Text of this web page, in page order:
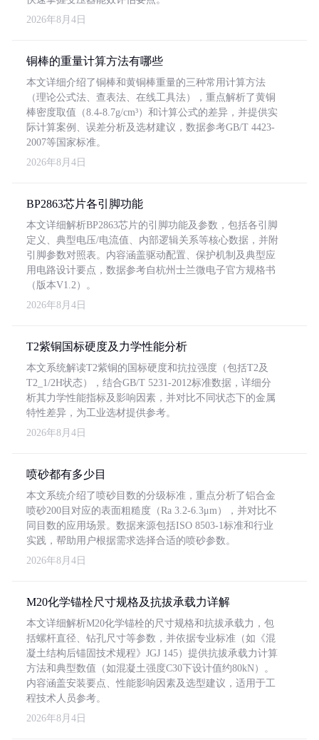
2026年8月4日
铜棒的重量计算方法有哪些
本文详细介绍了铜棒和黄铜棒重量的三种常用计算方法
（理论公式法、查表法、在线工具法），重点解析了黄铜
棒密度取值（8.4-8.7g/cm³）和计算公式的差异，并提供实
际计算案例、误差分析及选材建议，数据参考GB/T 4423-
2007等国家标准。
2026年8月4日
BP2863芯片各引脚功能
本文详细解析BP2863芯片的引脚功能及参数，包括各引脚
定义、典型电压/电流值、内部逻辑关系等核心数据，并附
引脚参数对照表。内容涵盖驱动配置、保护机制及典型应
用电路设计要点，数据参考自杭州士兰微电子官方规格书
（版本V1.2）。
2026年8月4日
T2紫铜国标硬度及力学性能分析
本文系统解读T2紫铜的国标硬度和抗拉强度（包括T2及
T2_1/2H状态），结合GB/T 5231-2012标准数据，详细分
析其力学性能指标及影响因素，并对比不同状态下的金属
特性差异，为工业选材提供参考。
2026年8月4日
喷砂都有多少目
本文系统介绍了喷砂目数的分级标准，重点分析了铝合金
喷砂200目对应的表面粗糙度（Ra 3.2-6.3μm），并对比不
同目数的应用场景。数据来源包括ISO 8503-1标准和行业
实践，帮助用户根据需求选择合适的喷砂参数。
2026年8月4日
M20化学锚栓尺寸规格及抗拔承载力详解
本文详细解析M20化学锚栓的尺寸规格和抗拔承载力，包
括螺杆直径、钻孔尺寸等参数，并依据专业标准（如《混
凝土结构后锚固技术规程》JGJ 145）提供抗拔承载力计算
方法和典型数值（如混凝土强度C30下设计值约80kN）。
内容涵盖安装要点、性能影响因素及选型建议，适用于工
程技术人员参考。
2026年8月4日